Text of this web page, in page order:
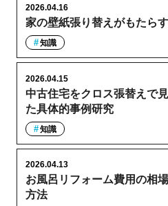
家の壁紙張り替えがもたら
2026.04.16
知識
中古住宅をクロス張替えで
た具体的事例研究
2026.04.15
知識
お風呂リフォーム費用の相
方法
2026.04.13